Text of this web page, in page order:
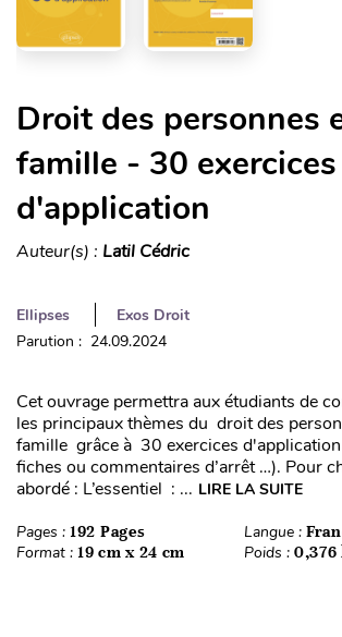
Droit des personnes
famille - 30 exercices
d'application
Auteur(s) : Latil Cédric
Ellipses
Exos Droit
Parution : 24.09.2024
Cet ouvrage permettra aux étudiants de
les principaux thèmes du droit des
famille grâce à 30 exercices
fiches ou commentaires d’arrêt …). Pour
abordé : L’essentiel : ... LIRE LA SUITE
Pages : 192 Pages Langue :
Format : 19 cm x 24 cm Poids : 0,376